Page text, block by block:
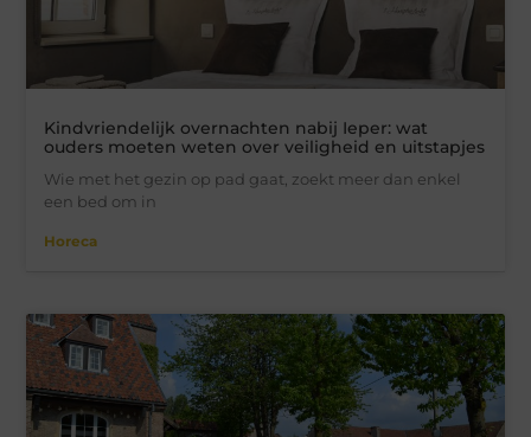
Kindvriendelijk overnachten nabij Ieper: wat
ouders moeten weten over veiligheid en uitstapjes
Wie met het gezin op pad gaat, zoekt meer dan enkel
een bed om in
Horeca